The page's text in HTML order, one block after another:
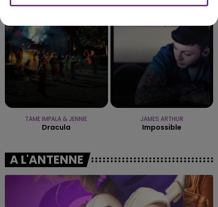
TAME IMPALA & JENNIE
Dracula
JAMES ARTHUR
Impossible
A L'ANTENNE